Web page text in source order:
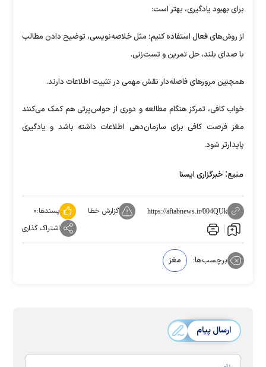
برای بهبود یادگیری، بهتر است:
از روش‌های فعال استفاده کنیم؛ مثل خلاصه‌نویسی، توضیح دادن مطالب
با صدای بلند، حل تمرین و تست‌زنی.
همچنین مرور‌های فاصله‌دار نقش مهمی در تثبیت اطلاعات دارند.
خواب کافی، تمرکز هنگام مطالعه و دوری از حواس‌پرتی هم کمک می‌کنند
مغز فرصت کافی برای سازمان‌دهی اطلاعات داشته باشد و یادگیری
پایدارتر شود.
منبع: خبرگزاری ایسنا
https://aftabnews.ir/004QUk گزارش خطا پسندها:۰
اشتراک گذاری
برچسب‌ها: مغز
ارسال پیام